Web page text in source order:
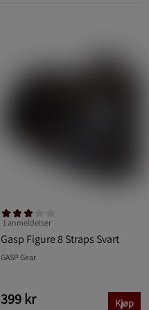
Gasp Figure 8 Straps Svart
1 anmeldelser
GASP Gear
399 kr Kjøp